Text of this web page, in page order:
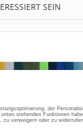
SEIN